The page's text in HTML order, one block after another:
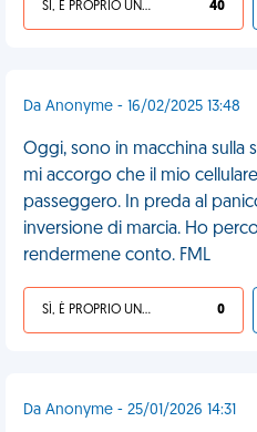
SÌ, È PROPRIO UNA VDM! 40
Da Anonyme - 16/02/2025 13:48
Oggi, sono in macchina sulla
mi accorgo che il mio
passeggero. In preda al
inversione di marcia. Ho
rendermene conto. FML
SÌ, È PROPRIO UNA VDM! 0
Da Anonyme - 25/01/2026 14:31